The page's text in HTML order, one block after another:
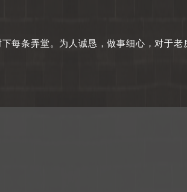
每条弄堂。为人诚恳，做事细心，对于